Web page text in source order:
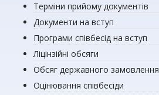
Терміни прийому документів
Документи на вступ
Програми співбесід на вступ
Ліцінзійні обсяги
Обсяг державного замовлення
Оцінювання співбесіди